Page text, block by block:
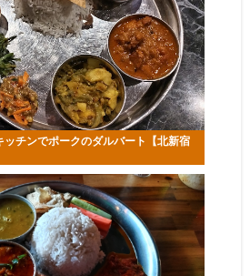
ッチンでポークのダルバート【北新宿